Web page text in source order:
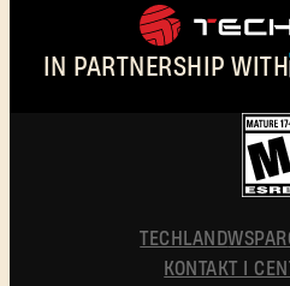
IN PARTNERSHIP WITH
简体
TECHLAND
KONTAKT I